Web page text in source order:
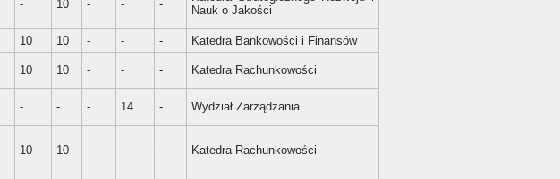
- 10 - - -
Nauk o Jakości
10 10 - - - Katedra Bankowości i Finansów
10 10 - - - Katedra Rachunkowości
- - - 14 - Wydział Zarządzania
10 10 - - - Katedra Rachunkowości